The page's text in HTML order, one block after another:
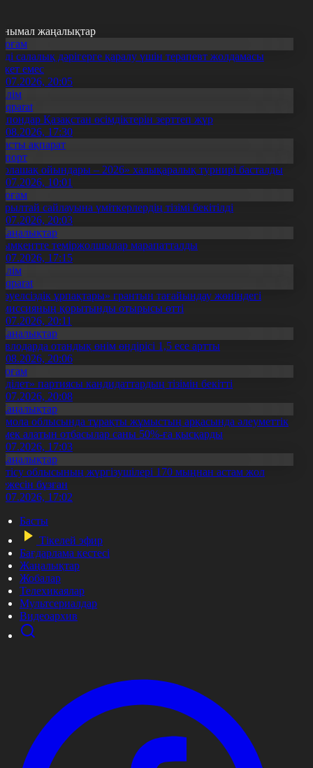
жаңалықтар
салалық дәрігерге қаралу үшін терапевт жолдамасы
емес
20:05
Қазақстан өсімдіктерін зерттеп жүр
17:30
ақпарат
ойындары – 2026» халықаралық турнирі басталды
10:01
сайлауына үміткерлердің тізімі бекітілді
20:03
теміржолшылар марапатталды
17:15
ұрпақтары» грантын тағайындау жөніндегі
қорытынды отырысы өтті
20:11
отандық өнім өндірісі 1,5 есе артты
20:06
партиясы кандидаттардың тізімін бекітті
20:08
облысында тұрақты жұмыстың арқасында әлеуметтік
алатын отбасылар саны 50%-ға қысқарды
17:03
облысының жүргізушілері 170 мыңнан астам жол
бұзған
17:02
Басты
Тікелей эфир
Бағдарлама кестесі
Жаңалықтар
Жобалар
Телехикаялар
Мультсериалдар
Видеоархив